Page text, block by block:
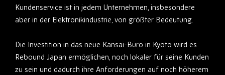
Kundenservice ist in jedem Unternehmen, insbesondere
aber in der Elektronikindustrie, von größter Bedeutung.
Die Investition in das neue Kansai-Büro in Kyoto wird es
Rebound Japan ermöglichen, noch lokaler für seine Kunden
zu sein und dadurch ihre Anforderungen auf noch höherem